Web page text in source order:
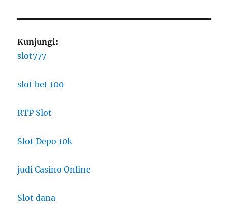
Kunjungi:
slot777
slot bet 100
RTP Slot
Slot Depo 10k
judi Casino Online
Slot dana